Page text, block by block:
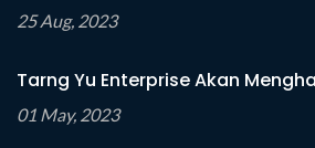
25 Aug, 2023
Tarng Yu Enterprise Akan
01 May, 2023